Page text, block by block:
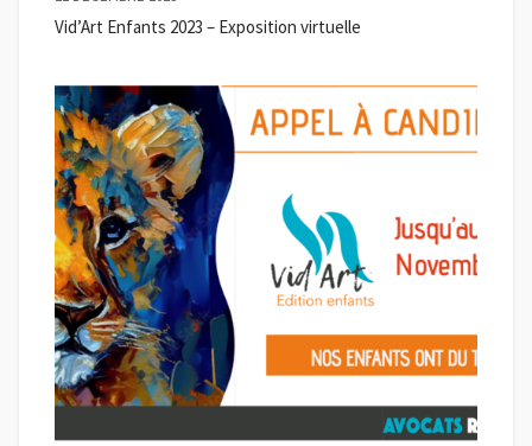
Vid’Art Enfants 2023 – Exposition virtuelle